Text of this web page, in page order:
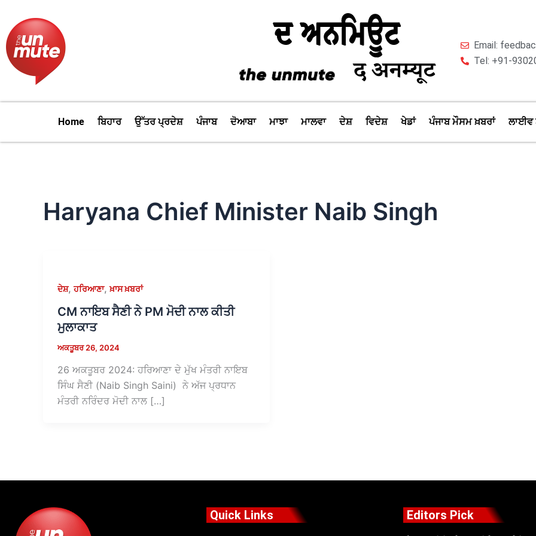
content
Email:
Tel: +91-
Home ਬਿਹਾਰ ਉੱਤਰ ਪ੍ਰਦੇਸ਼ ਪੰਜਾਬ ਦੋਆਬਾ ਮਾਝਾ ਮਾਲਵਾ ਦੇਸ਼ ਵਿਦੇਸ਼ ਖੇਡਾਂ ਪੰਜਾਬ ਮੌਸਮ ਖ਼ਬਰਾਂ ਲਾਈਵ
Haryana Chief Minister Naib Singh
ਦੇਸ਼,ਹਰਿਆਣਾ,ਖ਼ਾਸ ਖ਼ਬਰਾਂ
CM ਨਾਇਬ ਸੈਣੀ ਨੇ PM ਮੋਦੀ ਨਾਲ ਕੀਤੀ
ਮੁਲਾਕਾਤ
ਅਕਤੂਬਰ 26, 2024
26 ਅਕਤੂਬਰ 2024: ਹਰਿਆਣਾ ਦੇ ਮੁੱਖ ਮੰਤਰੀ ਨਾਇਬ
ਸਿੰਘ ਸੈਣੀ (Naib Singh Saini) ਨੇ ਅੱਜ ਪ੍ਰਧਾਨ
ਮੰਤਰੀ ਨਰਿੰਦਰ ਮੋਦੀ ਨਾਲ […]
Quick Links Editors Pick